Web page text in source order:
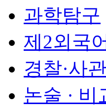
과학탐구
제2외국
경찰·사관
논술 · 비